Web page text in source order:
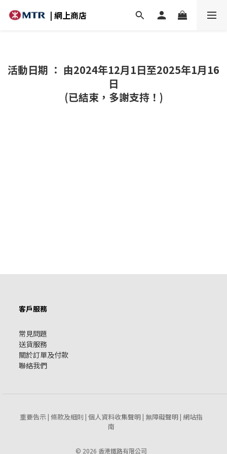
| 網上商店
活動日期 ： 由2024年12月1日至2025年1月16
日
(已結束，多謝支持！)
客戶服務
常見問題
送貨服務
關於訂單及付款
聯絡我們
重要告示| 條款及細則 | 個人資料收集聲明| 無障礙聲明| 網站指
南
© 2026 香港鐵路有限公司